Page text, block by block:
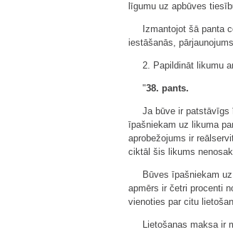
līgumu uz apbūves
Izmantojot šā panta
iestāšanās,
2. Papildināt likumu
"38. pants.
Ja būve ir patstāvīgs
īpašniekam uz likuma
aprobežojums ir
ciktāl šis likums
Būves īpašniekam
apmērs ir četri procenti
vienoties par citu
Lietošanas maksa ir